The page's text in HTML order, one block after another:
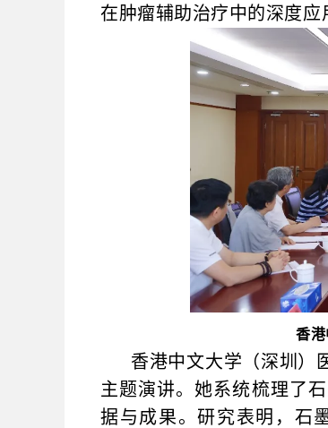
在肿瘤辅助治疗中的深度应
香
香港中文大学（深圳）
主题演讲。她系统梳理了
据与成果。研究表明，石